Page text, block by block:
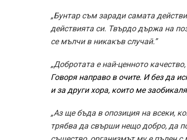
„Бунтар съм заради самата
действията си. Твърдо държа на
се мълчи в никакъв случай.”
„Добротата е най-ценното качество,
Говоря направо в очите. И без да
и за други хора, които ме
„Аз ще бъда в опозиция на всеки,
трябва да свърши нещо добро, да